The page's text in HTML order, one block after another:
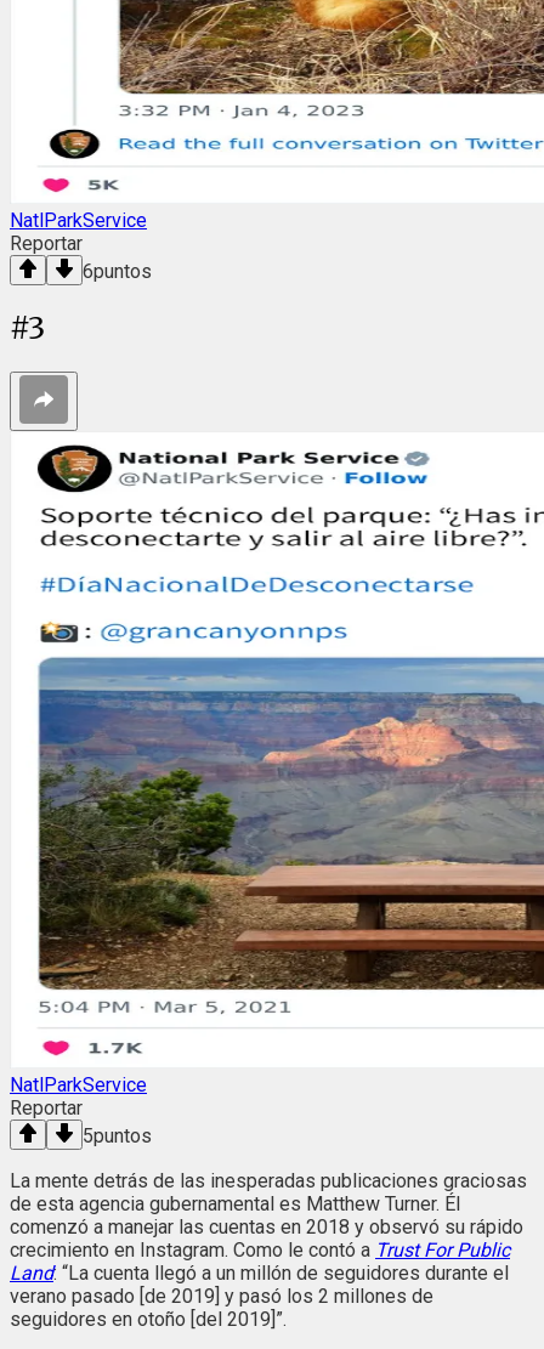
NatlParkService
Reportar
6puntos
#3
NatlParkService
Reportar
5puntos
La mente detrás de las inesperadas publicaciones graciosas
de esta agencia gubernamental es Matthew Turner. Él
comenzó a manejar las cuentas en 2018 y observó su rápido
crecimiento en Instagram. Como le contó a Trust For Public
Land: “La cuenta llegó a un millón de seguidores durante el
verano pasado [de 2019] y pasó los 2 millones de
seguidores en otoño [del 2019]”.